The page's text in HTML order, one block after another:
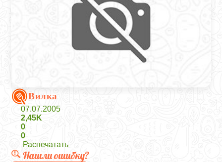
Вилка
07.07.2005
2,45K
0
0
Распечатать
Нашли ошибку?